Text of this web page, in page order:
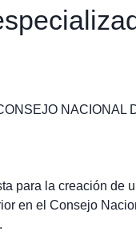
NACIONAL
para la creación de
en el Consejo